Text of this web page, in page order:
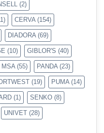
(2)
CERVA(154)
DIADORA(69)
(10) GIBLOR'S (40)
MSA(55) PANDA(23)
(19) PUMA(14)
(1) SENKO (8)
UNIVET (28)